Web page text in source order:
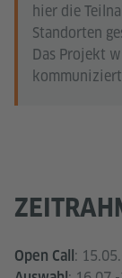
hier die
Standorten
Das Projekt
Open Call :